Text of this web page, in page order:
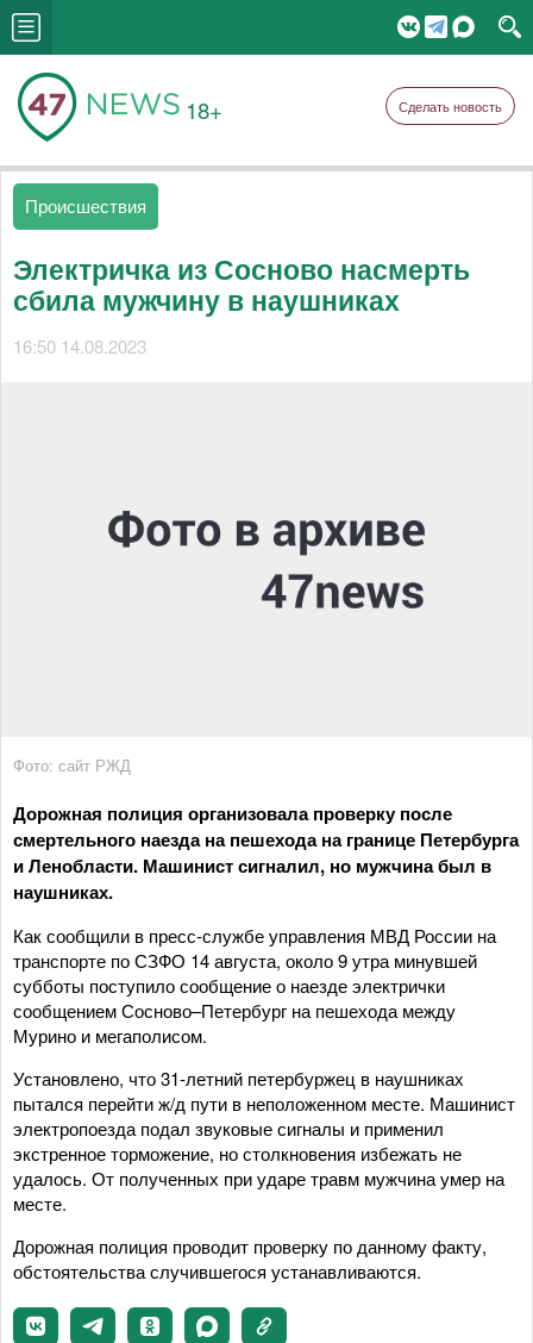
18+ Сделать новость
Происшествия
Электричка из Сосново насмерть
сбила мужчину в наушниках
16:50 14.08.2023
Фото: сайт РЖД
Дорожная полиция организовала проверку после
смертельного наезда на пешехода на границе Петербурга
и Ленобласти. Машинист сигналил, но мужчина был в
наушниках.
Как сообщили в пресс-службе управления МВД России на
транспорте по СЗФО 14 августа, около 9 утра минувшей
субботы поступило сообщение о наезде электрички
сообщением Сосново–Петербург на пешехода между
Мурино и мегаполисом.
Установлено, что 31-летний петербуржец в наушниках
пытался перейти ж/д пути в неположенном месте. Машинист
электропоезда подал звуковые сигналы и применил
экстренное торможение, но столкновения избежать не
удалось. От полученных при ударе травм мужчина умер на
месте.
Дорожная полиция проводит проверку по данному факту,
обстоятельства случившегося устанавливаются.